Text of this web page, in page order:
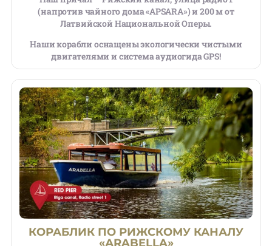
(напротив чайного дома «APSARA») и 200 м от
Латвийской Национальной Оперы.
Наши корабли оснащены экологически чистыми
двигателями и система аудиогида GPS!
КОРАБЛИК ПО РИЖСКОМУ КАНАЛУ
«АRABELLA»